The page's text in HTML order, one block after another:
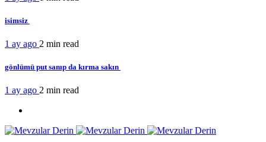
isimsiz
1 ay ago 2 min read
gönlümü put sanıp da kırma sakın
1 ay ago 2 min read